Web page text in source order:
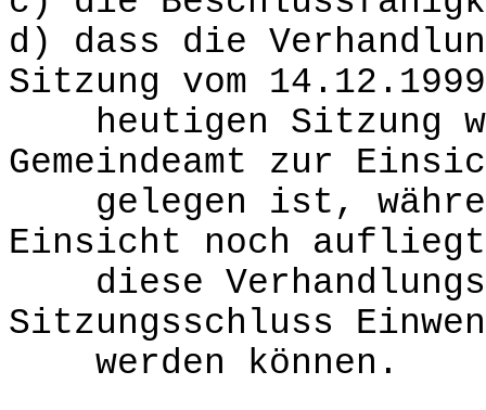
d) dass die
Sitzung vom
heutigen Sitzung
Gemeindeamt zur
gelegen ist,
Einsicht noch aufliegt
diese
Sitzungsschluss
werden können.